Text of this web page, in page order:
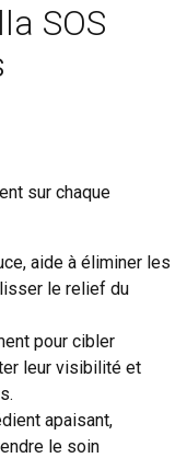
SOS
sur chaque
aide à éliminer les
le relief du
pour cibler
leur visibilité et
apaisant,
le soin